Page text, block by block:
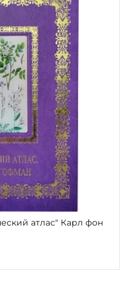
атлас" Карл фон